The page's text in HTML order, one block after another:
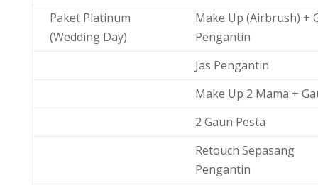
Paket Platinum
(Wedding Day)
Make Up (Airbrush) +
Pengantin
Jas Pengantin
Make Up 2 Mama +
2 Gaun Pesta
Retouch Sepasang
Pengantin